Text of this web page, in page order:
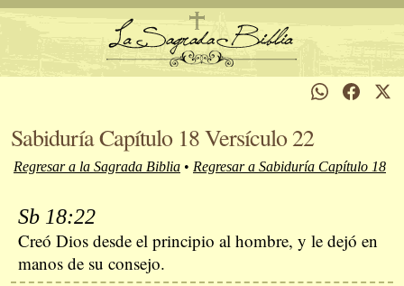
Sabiduría Capítulo 18 Versículo 22
Regresar a la Sagrada Biblia • Regresar a Sabiduría Capítulo 18
Sb 18:22
Creó Dios desde el principio al hombre, y le dejó en
manos de su consejo.